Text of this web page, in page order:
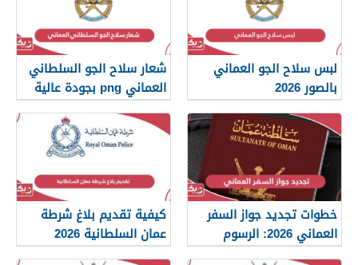
لبس سلاح الجو العماني
بالصور 2026
شعار سلاح الجو السلطاني
العماني png بجودة عالية
2026
خطوات تجديد جواز السفر
العماني 2026: الرسوم
والمستندات المطلوبة
كيفية تقديم بلاغ شرطة
عمان السلطانية 2026